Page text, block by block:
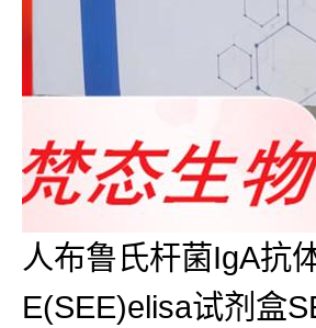
人布鲁氏杆菌IgA抗
E(SEE)elisa试剂盒